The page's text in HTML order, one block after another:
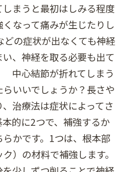
まうと最初はしみる程度
なって痛みが生じたりし
どの症状が出なくても神経
、神経を取る必要も出て
中心結節が折れてしまう
いいでしょうか？長さや
治療法は症状によってさ
的に2つで、補強するか
かです。1つは、根本部
）の材料で補強します。